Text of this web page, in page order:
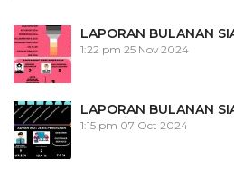
LAPORAN BULANAN
1:22 pm 25 Nov 2024
LAPORAN BULANAN
1:15 pm 07 Oct 2024